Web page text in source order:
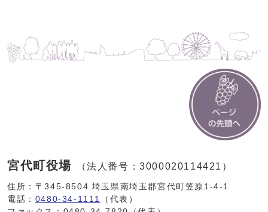
宮代町役場 （法人番号：3000020114421）
住所：〒345-8504 埼玉県南埼玉郡宮代町笠原1-4-1
電話： 0480-34-1111
（代表）